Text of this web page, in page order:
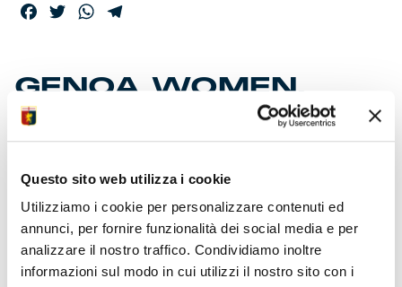
Questo sito web utilizza i cookie
Utilizziamo i cookie per personalizzare contenuti ed
annunci, per fornire funzionalità dei social media e per
analizzare il nostro traffico. Condividiamo inoltre
informazioni sul modo in cui utilizzi il nostro sito con i
Facebook
TwitterWhatsApp
GENOA WOMEN,
VITTORIA NUMERO
11
Secondo successo di fila per le ragazze di mister
Filippini e del vice Martinelli. Settima posizione a 37
punti. Bargi sempre più leader nella classifica
cannonieri. Forcinella mantiene inviolata la porta. Di
Campora la terza rete contro il Brescia. Pubblico